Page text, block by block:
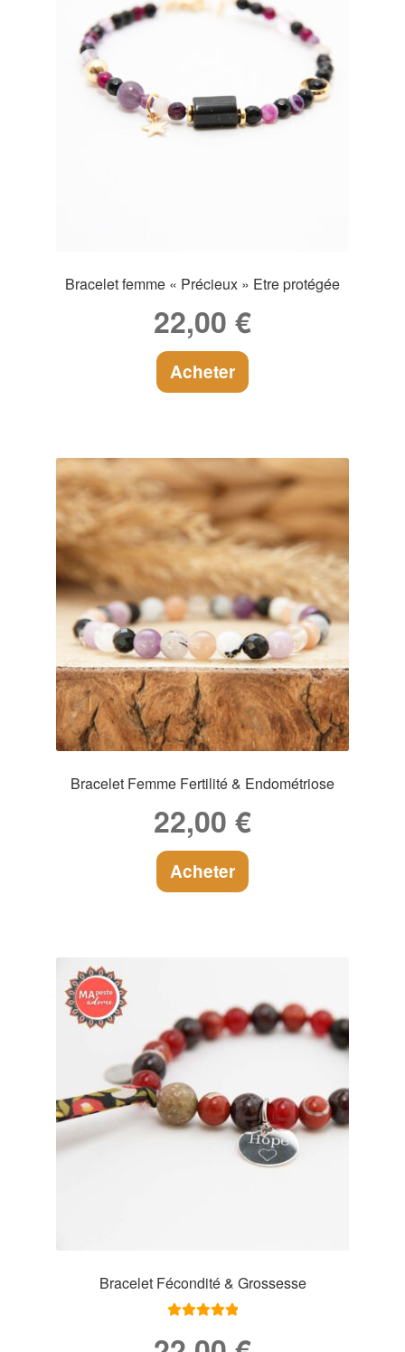
Bracelet femme « Précieux » Etre protégée
22,00 €
Acheter
Bracelet Femme Fertilité & Endométriose
22,00 €
Acheter
Bracelet Fécondité & Grossesse
5